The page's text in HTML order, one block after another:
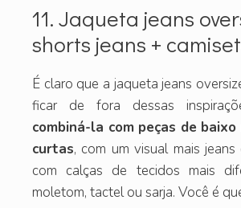
11. Jaqueta jeans
shorts jeans +
É claro que a jaqueta jeans
ficar de fora dessas
combiná-la com peças de
curtas, com um visual mais
com calças de tecidos mais
moletom, tactel ou sarja. Você é